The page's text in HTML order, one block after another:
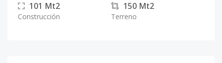
101 Mt2
Construcción
150 Mt2
Terreno